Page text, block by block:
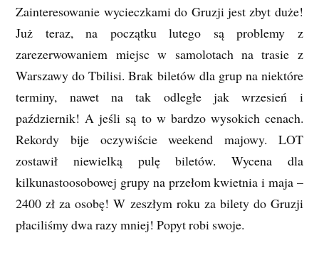
Zainteresowanie wycieczkami do Gruzji jest zbyt duże!
Już teraz, na początku lutego są problemy z
zarezerwowaniem miejsc w samolotach na trasie z
Warszawy do Tbilisi. Brak biletów dla grup na niektóre
terminy, nawet na tak odległe jak wrzesień i
październik! A jeśli są to w bardzo wysokich cenach.
Rekordy bije oczywiście weekend majowy. LOT
zostawił niewielką pulę biletów. Wycena dla
kilkunastoosobowej grupy na przełom kwietnia i maja –
2400 zł za osobę! W zeszłym roku za bilety do Gruzji
płaciliśmy dwa razy mniej! Popyt robi swoje.